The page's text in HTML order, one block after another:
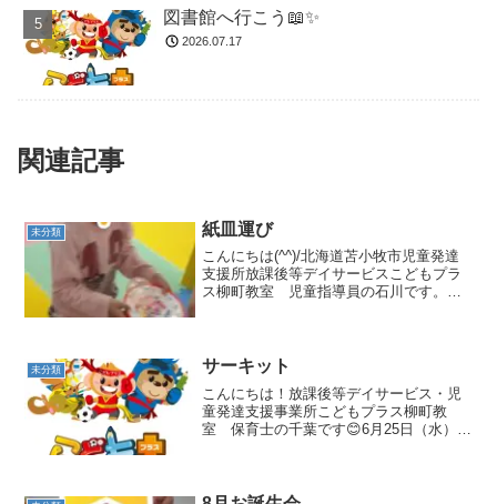
図書館へ行こう📖✨
2026.07.17
関連記事
未分類 紙皿運び
こんにちは(^^)/北海道苫小牧市児童発達
支援所放課後等デイサービスこどもプラ
ス柳町教室 児童指導員の石川です。昨
皿ごと渡します。ル...
未分類 サーキット
こんにちは！放課後等デイサービス・児
童発達支援事業所こどもプラス柳町教
室 保育士の千葉です😊6月25日（水）の
ました😊 フープを飛ばさ...